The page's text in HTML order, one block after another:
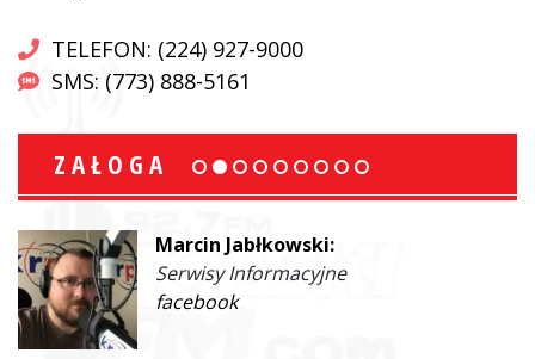
TELEFON: (224) 927-9000
SMS: (773) 888-5161
ZAŁOGA
Marcin Jabłkowski:
Serwisy Informacyjne
facebook